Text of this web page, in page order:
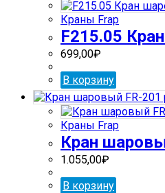
Краны Frap
F215.05
699,00₽
В корзину
Краны Frap
Кран
1.055,00₽
В корзину